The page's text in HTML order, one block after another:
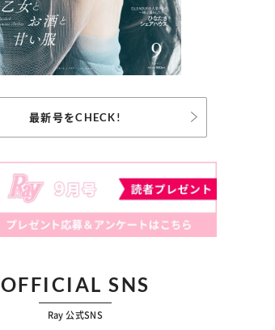
最新号をCHECK!
OFFICIAL SNS
Ray 公式SNS